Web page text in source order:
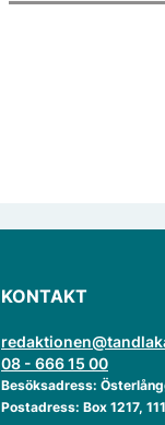
enligt "månadens
KONTAKT
08 - 666 15 00
Besöksadress:
Postadress: Box 1217,